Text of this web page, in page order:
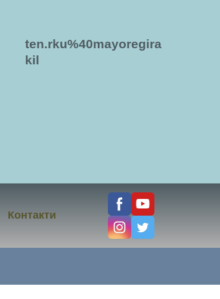
ten.rku%40mayoregira
kil
Контакти